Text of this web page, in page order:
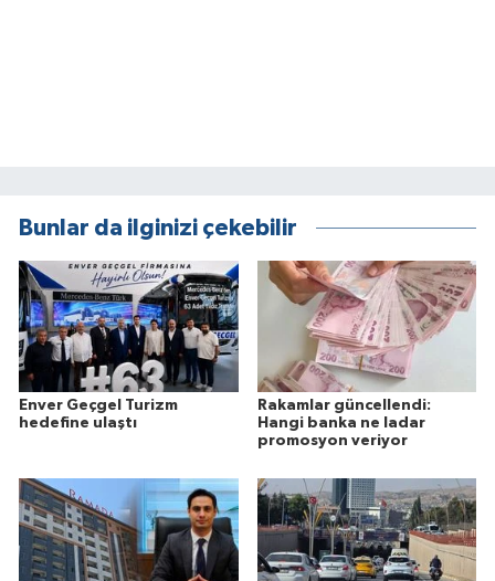
Bunlar da ilginizi çekebilir
Enver Geçgel Turizm
hedefine ulaştı
Rakamlar güncellendi:
Hangi banka ne ladar
promosyon veriyor